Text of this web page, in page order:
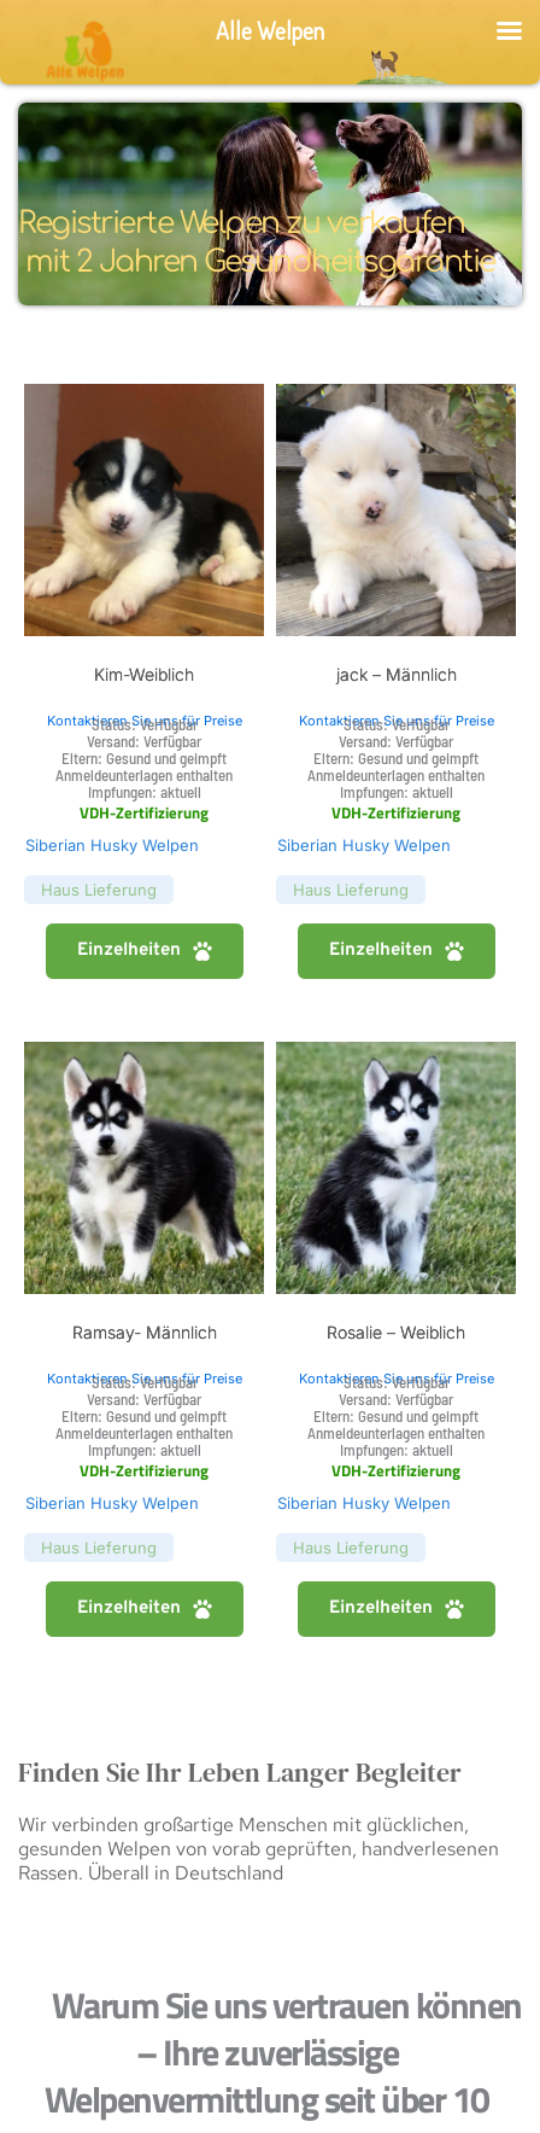
Registrierte Welpen zu verkaufen
mit 2 Jahren Gesundheitsgarantie
Kim-Weiblich
Kontaktieren Sie uns für Preise
Status: Verfügbar
Versand: Verfügbar
Eltern: Gesund und geimpft
Anmeldeunterlagen enthalten
Impfungen: aktuell
VDH-Zertifizierung
Siberian Husky Welpen
Haus Lieferung
Einzelheiten
jack – Männlich
Kontaktieren Sie uns für Preise
Status: Verfügbar
Versand: Verfügbar
Eltern: Gesund und geimpft
Anmeldeunterlagen enthalten
Impfungen: aktuell
VDH-Zertifizierung
Siberian Husky Welpen
Haus Lieferung
Einzelheiten
Ramsay- Männlich
Kontaktieren Sie uns für Preise
Status: Verfügbar
Versand: Verfügbar
Eltern: Gesund und geimpft
Anmeldeunterlagen enthalten
Impfungen: aktuell
VDH-Zertifizierung
Siberian Husky Welpen
Haus Lieferung
Einzelheiten
Rosalie – Weiblich
Kontaktieren Sie uns für Preise
Status: Verfügbar
Versand: Verfügbar
Eltern: Gesund und geimpft
Anmeldeunterlagen enthalten
Impfungen: aktuell
VDH-Zertifizierung
Siberian Husky Welpen
Haus Lieferung
Einzelheiten
Finden Sie Ihr Leben Langer Begleiter
Wir verbinden großartige Menschen mit glücklichen,
gesunden Welpen von vorab geprüften, handverlesenen
Rassen. Überall in Deutschland
– Ihre zuverlässige
Welpenvermittlung seit über 10
Alle Welpen